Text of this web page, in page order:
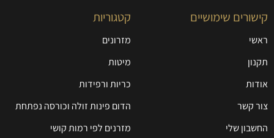
קישורים שימושיים
ראשי
תקנון
אודות
צור קשר
החשבון שלי
קטגוריות
מזרונים
מיטות
כריות ורפידות
הדום פינות זולה וכורסה נפתחת
מזרנים לפי רמות קושי